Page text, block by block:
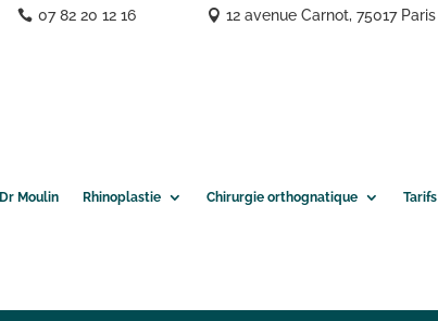
07 82 20 12 16 12 avenue Carnot, 75017 Paris
Dr Moulin Rhinoplastie Chirurgie orthognatique Tarifs